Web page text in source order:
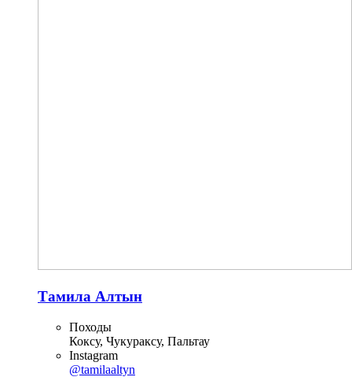
Тамила Алтын
Походы
Коксу, Чукураксу, Пальтау
Instagram
@tamilaaltyn